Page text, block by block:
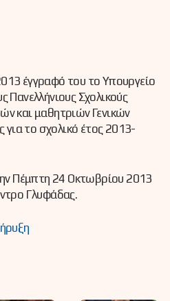
έγγραφό του το Υπουργείο
Πανελλήνιους Σχολικούς
και μαθητριών Γενικών
για το σχολικό έτος 2013-
Πέμπτη 24 Οκτωβρίου 2013
Γλυφάδας.